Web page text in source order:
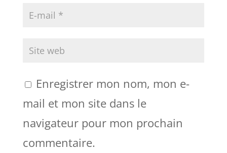
Enregistrer mon nom, mon e-
mail et mon site dans le
navigateur pour mon prochain
commentaire.